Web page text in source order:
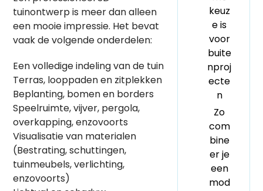
tuinontwerp is meer dan alleen
een mooie impressie. Het bevat
vaak de volgende onderdelen:
Een volledige indeling van de tuin
Terras, looppaden en zitplekken
Beplanting, bomen en borders
Speelruimte, vijver, pergola,
overkapping, enzovoorts
Visualisatie van materialen
(Bestrating, schuttingen,
tuinmeubels, verlichting,
enzovoorts)
keuz
e is
voor
buite
nproj
ecte
n
Zo
com
bine
er je
een
mod